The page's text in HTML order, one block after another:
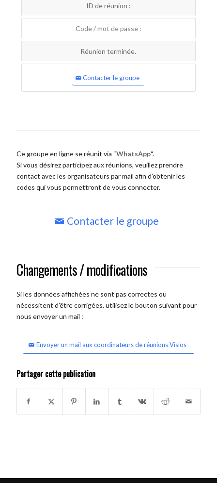
ID de réunion :
Code / mot de passe :
Réunion terminée.
Contacter le groupe
Ce groupe en ligne se réunit via “WhatsApp“.
Si vous désirez participez aux réunions, veuillez prendre
contact avec les organisateurs par mail afin d’obtenir les
codes qui vous permettront de vous connecter.
Contacter le groupe
Changements / modifications
Si les données affichées ne sont pas correctes ou
nécessitent d'être corrigées, utilisez le bouton suivant pour
nous envoyer un mail :
Envoyer un mail aux coordinateurs de réunions Visios
Partager cette publication